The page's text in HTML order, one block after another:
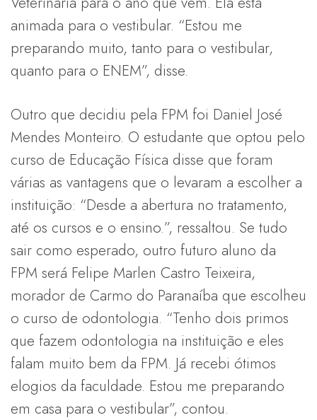
animada para o vestibular. “Estou me
preparando muito, tanto para o vestibular,
quanto para o ENEM”, disse.
Outro que decidiu pela FPM foi Daniel José
Mendes Monteiro. O estudante que optou pelo
curso de Educação Física disse que foram
várias as vantagens que o levaram a escolher a
instituição: “Desde a abertura no tratamento,
até os cursos e o ensino.”, ressaltou. Se tudo
sair como esperado, outro futuro aluno da
FPM será Felipe Marlen Castro Teixeira,
morador de Carmo do Paranaíba que escolheu
o curso de odontologia. “Tenho dois primos
que fazem odontologia na instituição e eles
falam muito bem da FPM. Já recebi ótimos
elogios da faculdade. Estou me preparando
em casa para o vestibular”, contou.